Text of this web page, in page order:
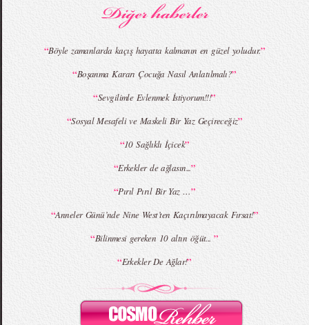
MBFWI - Giray Sepin 2015 Yaz Koleksiyonu MBFWI - Burçe Bekrek 2015 Yaz Koleksiyonu
“Böyle zamanlarda kaçış hayatta kalmanın en güzel yoludur.”
“Boşanma Kararı Çocuğa Nasıl Anlatılmalı?”
“Sevgilimle Evlenmek İstiyorum!!!”
“Sosyal Mesafeli ve Maskeli Bir Yaz Geçireceğiz”
“10 Sağlıklı İçicek”
“Erkekler de ağlasın...”
“Pırıl Pırıl Bir Yaz …”
“Anneler Günü’nde Nine West’ten Kaçırılmayacak Fırsat!”
“Bilinmesi gereken 10 altın öğüt...”
“Erkekler De Ağlar!”